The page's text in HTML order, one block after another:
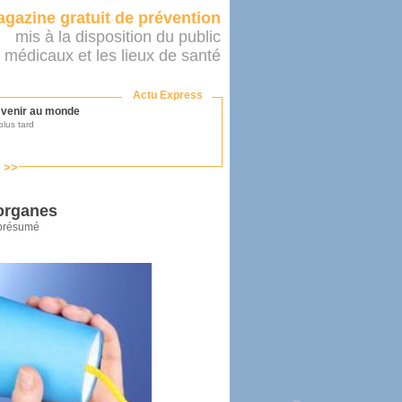
gratuit de prévention
mis à la disposition du public
et les lieux de santé
Actu Express
>>
au monde
tard
par le ministère...
son médecin
2016